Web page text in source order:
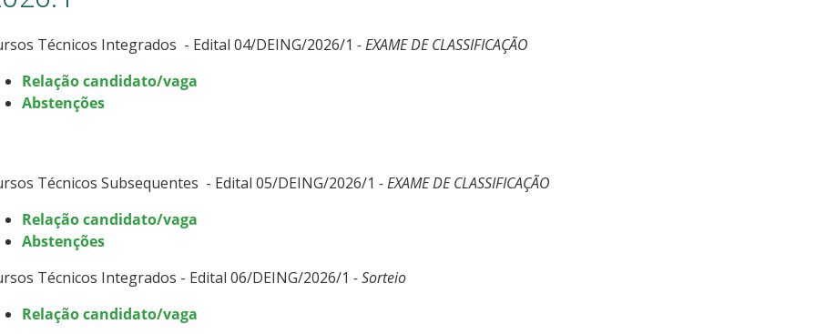
Técnicos Integrados - Edital 04/DEING/2026/1 - EXAME DE CLASSIFICAÇÃO
Relação candidato/vaga
Abstenções
Técnicos Subsequentes - Edital 05/DEING/2026/1 - EXAME DE CLASSIFICAÇÃO
Relação candidato/vaga
Abstenções
Técnicos Integrados - Edital 06/DEING/2026/1 - Sorteio
Relação candidato/vaga